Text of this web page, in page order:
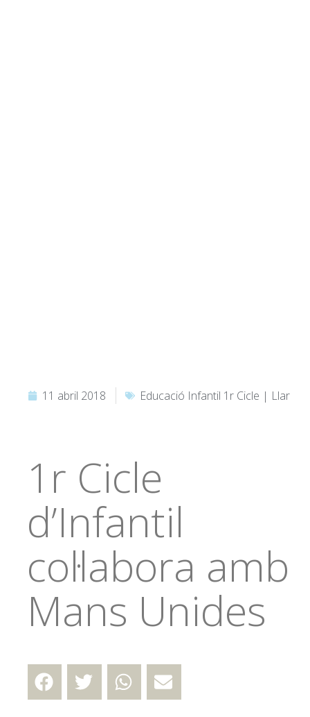
11 abril 2018 Educació Infantil 1r Cicle | Llar
1r Cicle
d’Infantil
col·labora amb
Mans Unides